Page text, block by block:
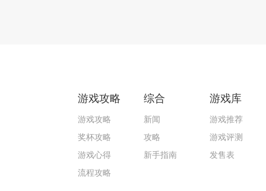
游戏攻略
游戏攻略
奖杯攻略
游戏心得
流程攻略
综合
新闻
攻略
新手指南
游戏库
游戏推荐
游戏评测
发售表